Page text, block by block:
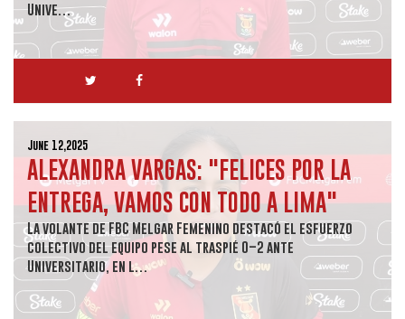
Unive…
June 12,2025
ALEXANDRA VARGAS: "FELICES POR LA
ENTREGA, VAMOS CON TODO A LIMA"
La volante de FBC Melgar Femenino destacó el esfuerzo
colectivo del equipo pese al traspié 0–2 ante
Universitario, en l…